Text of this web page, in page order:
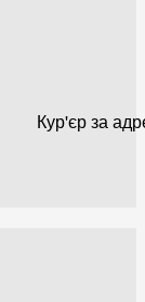
Кур'єр за